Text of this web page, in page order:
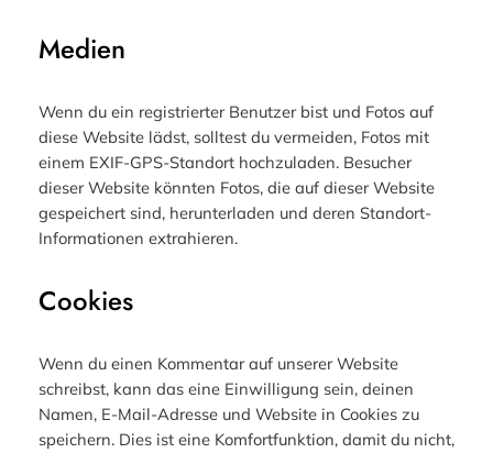
Medien
Wenn du ein registrierter Benutzer bist und Fotos auf
diese Website lädst, solltest du vermeiden, Fotos mit
einem EXIF-GPS-Standort hochzuladen. Besucher
dieser Website könnten Fotos, die auf dieser Website
gespeichert sind, herunterladen und deren Standort-
Informationen extrahieren.
Cookies
Wenn du einen Kommentar auf unserer Website
schreibst, kann das eine Einwilligung sein, deinen
Namen, E-Mail-Adresse und Website in Cookies zu
speichern. Dies ist eine Komfortfunktion, damit du nicht,